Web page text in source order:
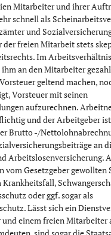
Mitarbeiter und ihrer
schnell als
und
freien Mitarbeit stets
Im
an den Mitarbeiter
geltend machen,
Vorsteuer mit seinen
aufzurechnen.
und der Arbeitgeber
Brutto -/
an
Arbeitslosenversicherung.
vom Gesetzgeber gewollten
oder ggf. sogar als
Lässt sich ein
einem freien Mitarbeiter